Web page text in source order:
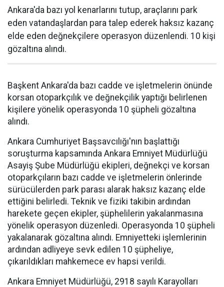
Ankara'da bazı yol kenarlarını tutup, araçlarını park
eden vatandaşlardan para talep ederek haksız kazanç
elde eden değnekçilere operasyon düzenlendi. 10 kişi
gözaltına alındı.
Başkent Ankara'da bazı cadde ve işletmelerin önünde
korsan otoparkçılık ve değnekçilik yaptığı belirlenen
kişilere yönelik operasyonda 10 şüpheli gözaltına
alındı.
Ankara Cumhuriyet Başsavcılığı'nın başlattığı
soruşturma kapsamında Ankara Emniyet Müdürlüğü
Asayiş Şube Müdürlüğü ekipleri, değnekçi ve korsan
otoparkçıların bazı cadde ve işletmelerin önlerinde
sürücülerden park parası alarak haksız kazanç elde
ettiğini belirledi. Teknik ve fiziki takibin ardından
harekete geçen ekipler, şüphelilerin yakalanmasına
yönelik operasyon düzenledi. Operasyonda 10 şüpheli
yakalanarak gözaltına alındı. Emniyetteki işlemlerinin
ardından adliyeye sevk edilen 10 şüpheliye,
çıkarıldıkları mahkemece ev hapsi verildi.
Ankara Emniyet Müdürlüğü, 2918 sayılı Karayolları